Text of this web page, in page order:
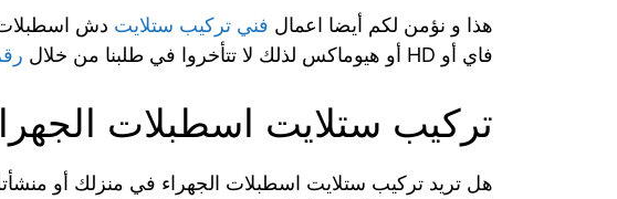
هذا و نؤمن لكم أيضا اعمال فني تركيب ستلايت دش اسطبلات
فاي أو HD أو هيوماكس لذلك لا تتأخروا في طلبنا من خلال
تركيب ستلايت اسطبلات
هل تريد تركيب ستلايت اسطبلات الجهراء في منزلك أو